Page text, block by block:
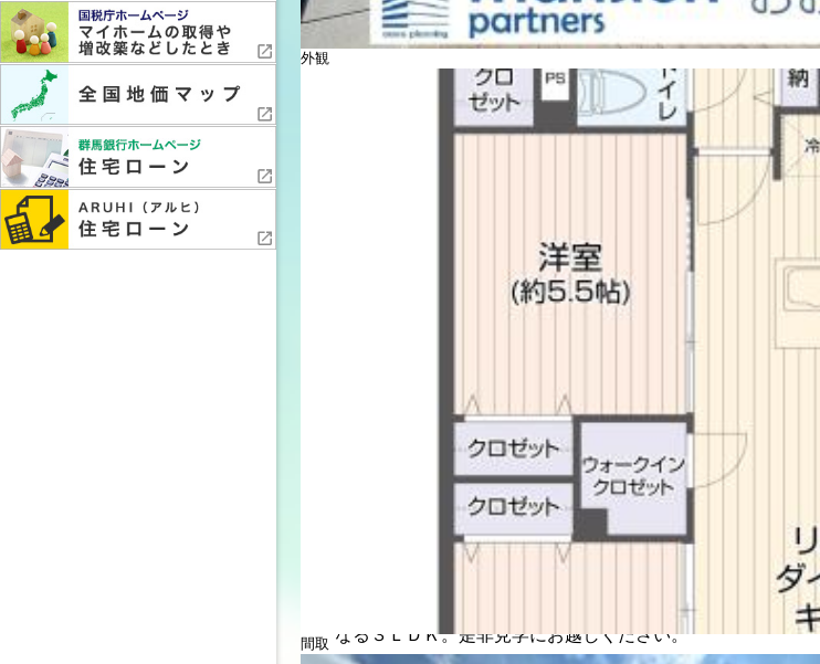
外観
間取
物件詳細コメント
ワンタッチでおまかせのオートバス付、更に新しい技術や
せてブラッシュアップ済みです。また広々とした７４．２
ェテイストを加えるアイディアも広がります。ちなみに洗
なる３ＬＤＫ。是非見学にお越しください。